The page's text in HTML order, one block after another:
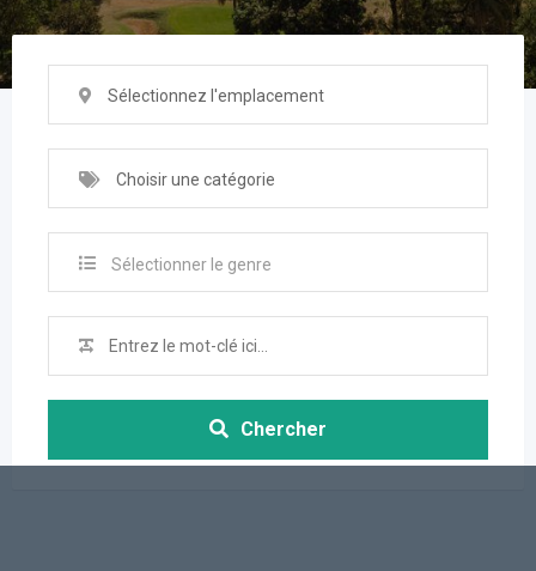
Sélectionnez l'emplacement
Choisir une catégorie
Sélectionner le genre
Chercher